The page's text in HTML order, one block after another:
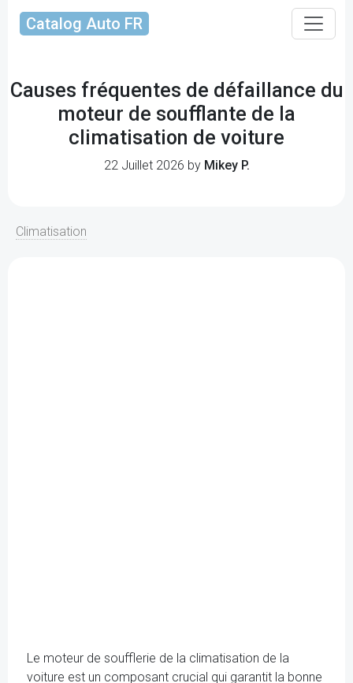
Catalog Auto FR
Causes fréquentes de défaillance du
moteur de soufflante de la
climatisation de voiture
22 Juillet 2026 by Mikey P.
Climatisation
Le moteur de soufflerie de la climatisation de la
voiture est un composant crucial qui garantit la bonne